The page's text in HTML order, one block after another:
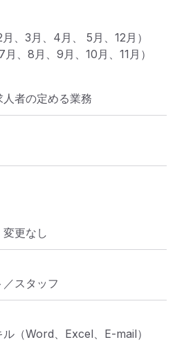
、3月、4月、 5月、12月）
、8月、9月、10月、11月）
者の定める業務
更なし
スタッフ
（Word、Excel、E-mail）